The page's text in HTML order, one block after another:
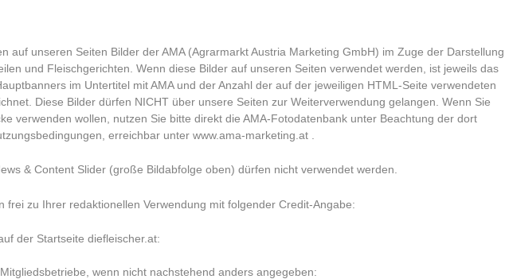
auf unseren Seiten Bilder der AMA (Agrarmarkt Austria Marketing GmbH) im Zuge der Darstellung
und Fleischgerichten. Wenn diese Bilder auf unseren Seiten verwendet werden, ist jeweils das
im Untertitel mit AMA und der Anzahl der auf der jeweiligen HTML-Seite verwendeten
Diese Bilder dürfen NICHT über unsere Seiten zur Weiterverwendung gelangen. Wenn Sie
verwenden wollen, nutzen Sie bitte direkt die AMA-Fotodatenbank unter Beachtung der dort
erreichbar unterwww.ama-marketing.at
& Content Slider (große Bildabfolge oben) dürfen nicht verwendet werden.
frei zu Ihrer redaktionellen Verwendung mit folgender Credit-Angabe:
der Startseite diefleischer.at:
wenn nicht nachstehend anders angegeben: